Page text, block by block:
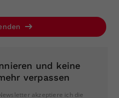
und keine
verpassen
akzeptiere ich die